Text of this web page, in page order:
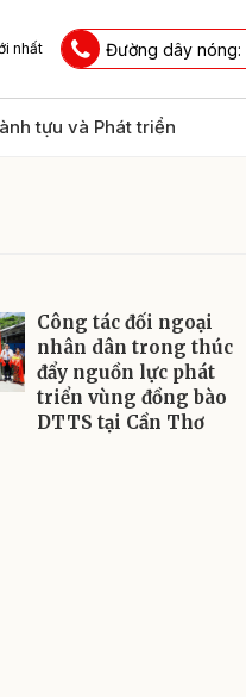
nhất Đường dây nóng:
tựu và Phát triển
Công tác đối ngoại
nhân dân trong thúc
đẩy nguồn lực phát
triển vùng đồng bào
DTTS tại Cần Thơ